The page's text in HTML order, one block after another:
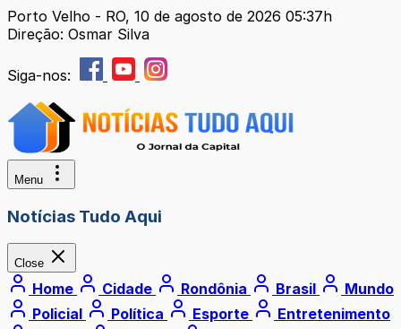
Porto Velho - RO, 10 de agosto de 2026 05:37h
Direção: Osmar Silva
Siga-nos:
Menu
Notícias Tudo Aqui
Close
Home Cidade Rondônia Brasil
Mundo
Policial
Política Esporte
Entretenimento